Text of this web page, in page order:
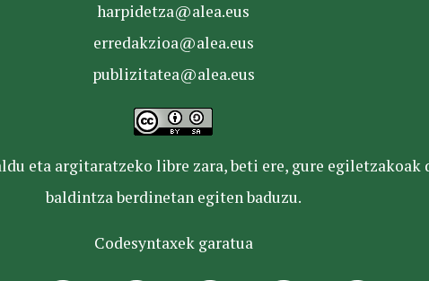
harpidetza@alea.eus
erredakzioa@alea.eus
publizitatea@alea.eus
eta argitaratzeko libre zara, beti ere, gure
baldintza berdinetan egiten baduzu.
Codesyntaxek garatua